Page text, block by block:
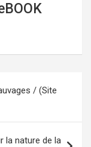
/ (Site
la nature de la